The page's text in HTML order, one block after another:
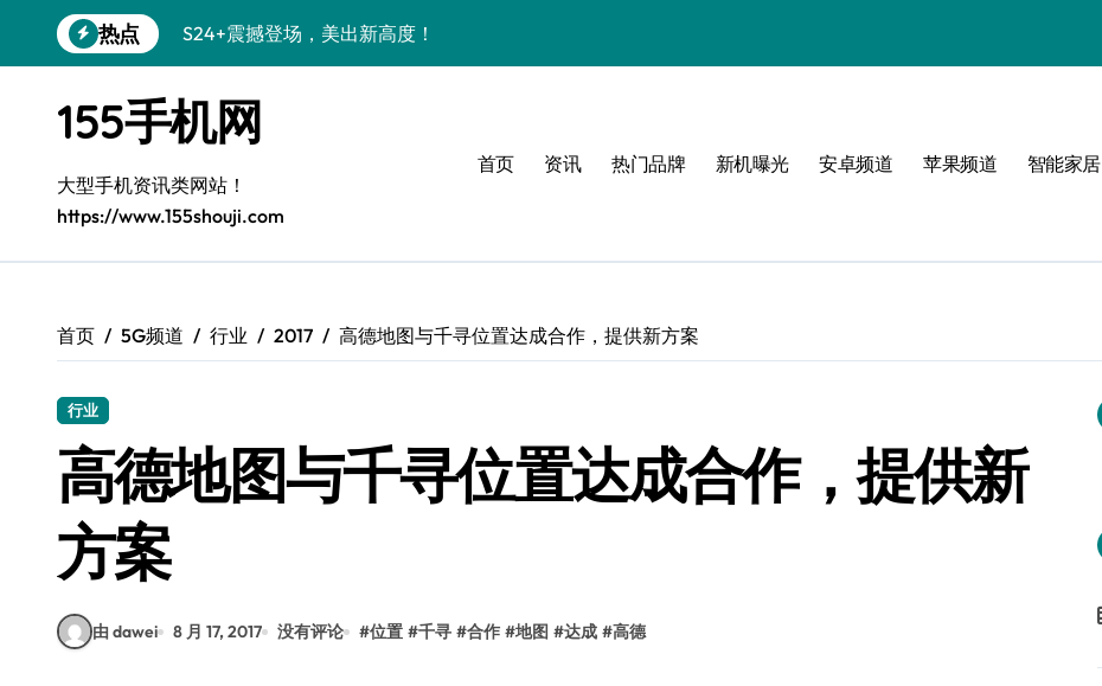
到
热点
Galaxy S26+颜值爆升！机皇美学解析
Galaxy Z Flip6：折叠时尚，尽显潮流新宠
三星Galaxy S26发布：个性美化全攻略
Galaxy S25美颜秘籍：个性定制炫酷玩法
Galaxy C55 5G登场，演绎三星美学新巅峰
155手机网
大型手机资讯类网站！
https://www.155shouji.com
首页 资讯 热门品牌 新机曝光 安卓频道 苹果频道 智能家居
首页 5G频道 行业 2017 高德地图与千寻位置达成合作，提供新方案
行业
高德地图与千寻位置达成合作，提供新
方案
由 dawei 8 月 17, 2017 没有评论 #位置 #千寻 #合作 #地图 #达成 #高德